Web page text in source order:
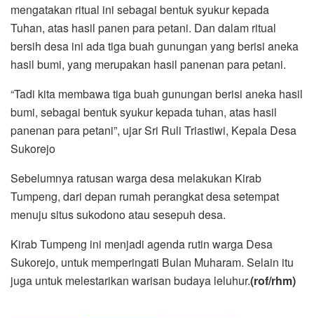
mengatakan ritual ini sebagai bentuk syukur kepada
Tuhan, atas hasil panen para petani. Dan dalam ritual
bersih desa ini ada tiga buah gunungan yang berisi aneka
hasil bumi, yang merupakan hasil panenan para petani.
“Tadi kita membawa tiga buah gunungan berisi aneka hasil
bumi, sebagai bentuk syukur kepada tuhan, atas hasil
panenan para petani”, ujar Sri Ruli Triastiwi, Kepala Desa
Sukorejo
Sebelumnya ratusan warga desa melakukan Kirab
Tumpeng, dari depan rumah perangkat desa setempat
menuju situs sukodono atau sesepuh desa.
Kirab Tumpeng ini menjadi agenda rutin warga Desa
Sukorejo, untuk memperingati Bulan Muharam. Selain itu
juga untuk melestarikan warisan budaya leluhur.(rof/rhm)